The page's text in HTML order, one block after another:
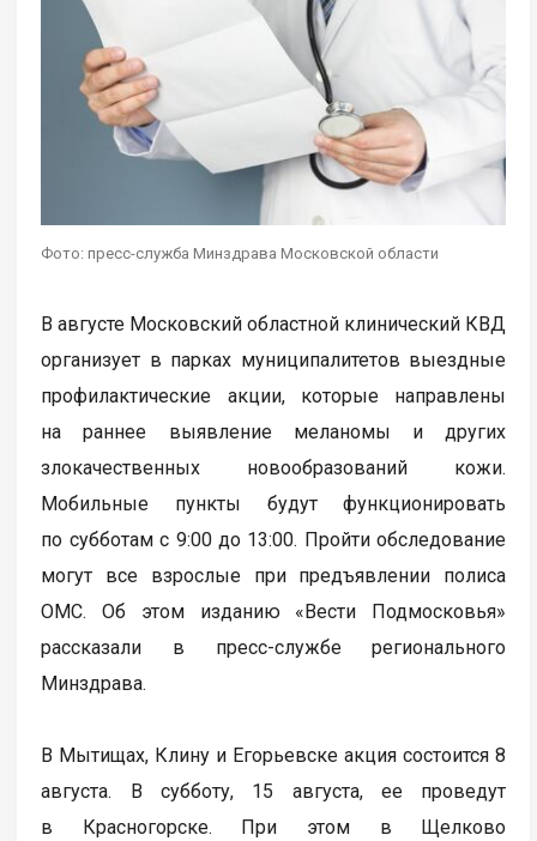
Фото: пресс-служба Минздрава Московской области
В августе Московский областной клинический КВД
организует в парках муниципалитетов выездные
профилактические акции, которые направлены
на раннее выявление меланомы и других
злокачественных новообразований кожи.
Мобильные пункты будут функционировать
по субботам с 9:00 до 13:00. Пройти обследование
могут все взрослые при предъявлении полиса
ОМС. Об этом изданию «Вести Подмосковья»
рассказали в пресс-службе регионального
Минздрава.
В Мытищах, Клину и Егорьевске акция состоится 8
августа. В субботу, 15 августа, ее проведут
в Красногорске. При этом в Щелково